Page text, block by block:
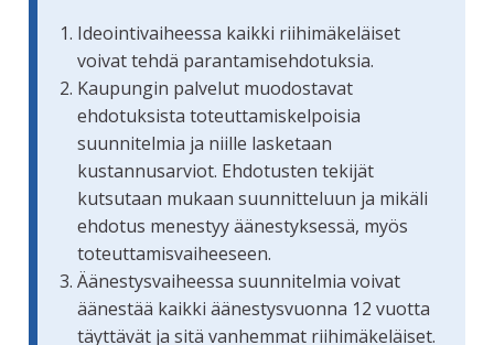
Ideointivaiheessa kaikki riihimäkeläiset
voivat tehdä parantamisehdotuksia.
Kaupungin palvelut muodostavat
ehdotuksista toteuttamiskelpoisia
suunnitelmia ja niille lasketaan
kustannusarviot. Ehdotusten tekijät
kutsutaan mukaan suunnitteluun ja mikäli
ehdotus menestyy äänestyksessä, myös
toteuttamisvaiheeseen.
Äänestysvaiheessa suunnitelmia voivat
äänestää kaikki äänestysvuonna 12 vuotta
täyttävät ja sitä vanhemmat riihimäkeläiset.